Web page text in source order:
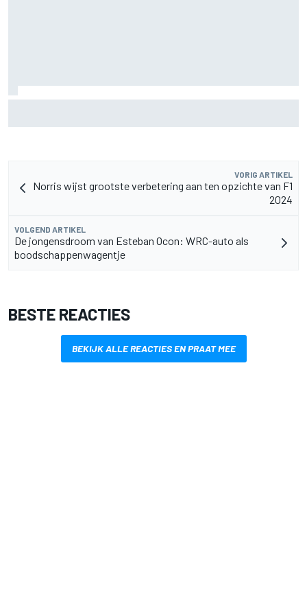
VORIG ARTIKEL
Norris wijst grootste verbetering aan ten opzichte van F1
2024
VOLGEND ARTIKEL
De jongensdroom van Esteban Ocon: WRC-auto als
boodschappenwagentje
BESTE REACTIES
BEKIJK ALLE REACTIES EN PRAAT MEE